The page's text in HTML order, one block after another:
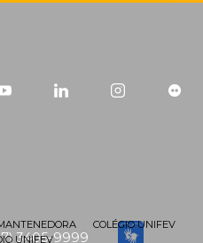
3405-9999
COLÉGIO UNIFEV
UNIFEV